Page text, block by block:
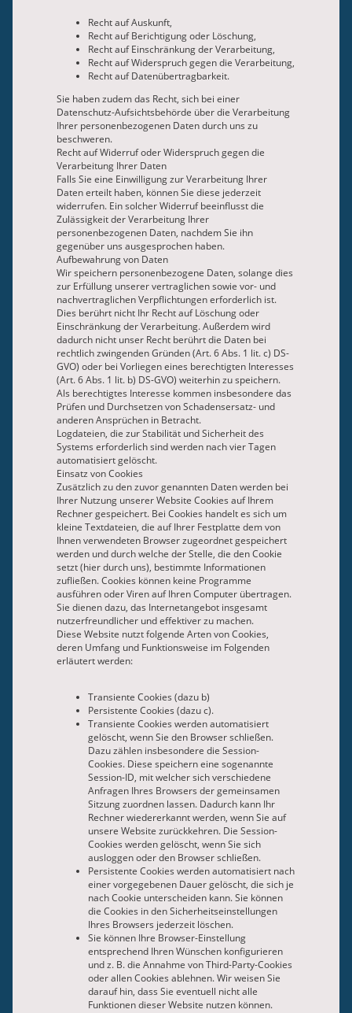
Recht auf Auskunft,
Recht auf Berichtigung oder Löschung,
Recht auf Einschränkung der Verarbeitung,
Recht auf Widerspruch gegen die Verarbeitung,
Recht auf Datenübertragbarkeit.
Sie haben zudem das Recht, sich bei einer
Datenschutz-Aufsichtsbehörde über die Verarbeitung
Ihrer personenbezogenen Daten durch uns zu
beschweren.
Recht auf Widerruf oder Widerspruch gegen die
Verarbeitung Ihrer Daten
Falls Sie eine Einwilligung zur Verarbeitung Ihrer
Daten erteilt haben, können Sie diese jederzeit
widerrufen. Ein solcher Widerruf beeinflusst die
Zulässigkeit der Verarbeitung Ihrer
personenbezogenen Daten, nachdem Sie ihn
gegenüber uns ausgesprochen haben.
Aufbewahrung von Daten
Wir speichern personenbezogene Daten, solange dies
zur Erfüllung unserer vertraglichen sowie vor- und
nachvertraglichen Verpflichtungen erforderlich ist.
Dies berührt nicht Ihr Recht auf Löschung oder
Einschränkung der Verarbeitung. Außerdem wird
dadurch nicht unser Recht berührt die Daten bei
rechtlich zwingenden Gründen (Art. 6 Abs. 1 lit. c) DS-
GVO) oder bei Vorliegen eines berechtigten Interesses
(Art. 6 Abs. 1 lit. b) DS-GVO) weiterhin zu speichern.
Als berechtigtes Interesse kommen insbesondere das
Prüfen und Durchsetzen von Schadensersatz- und
anderen Ansprüchen in Betracht.
Logdateien, die zur Stabilität und Sicherheit des
Systems erforderlich sind werden nach vier Tagen
automatisiert gelöscht.
Einsatz von Cookies
Zusätzlich zu den zuvor genannten Daten werden bei
Ihrer Nutzung unserer Website Cookies auf Ihrem
Rechner gespeichert. Bei Cookies handelt es sich um
kleine Textdateien, die auf Ihrer Festplatte dem von
Ihnen verwendeten Browser zugeordnet gespeichert
werden und durch welche der Stelle, die den Cookie
setzt (hier durch uns), bestimmte Informationen
zufließen. Cookies können keine Programme
ausführen oder Viren auf Ihren Computer übertragen.
Sie dienen dazu, das Internetangebot insgesamt
nutzerfreundlicher und effektiver zu machen.
Diese Website nutzt folgende Arten von Cookies,
deren Umfang und Funktionsweise im Folgenden
erläutert werden:
Transiente Cookies (dazu b)
Persistente Cookies (dazu c).
Transiente Cookies werden automatisiert
gelöscht, wenn Sie den Browser schließen.
Dazu zählen insbesondere die Session-
Cookies. Diese speichern eine sogenannte
Session-ID, mit welcher sich verschiedene
Anfragen Ihres Browsers der gemeinsamen
Sitzung zuordnen lassen. Dadurch kann Ihr
Rechner wiedererkannt werden, wenn Sie auf
unsere Website zurückkehren. Die Session-
Cookies werden gelöscht, wenn Sie sich
ausloggen oder den Browser schließen.
Persistente Cookies werden automatisiert nach
einer vorgegebenen Dauer gelöscht, die sich je
nach Cookie unterscheiden kann. Sie können
die Cookies in den Sicherheitseinstellungen
Ihres Browsers jederzeit löschen.
Sie können Ihre Browser-Einstellung
entsprechend Ihren Wünschen konfigurieren
und z. B. die Annahme von Third-Party-Cookies
oder allen Cookies ablehnen. Wir weisen Sie
darauf hin, dass Sie eventuell nicht alle
Funktionen dieser Website nutzen können.